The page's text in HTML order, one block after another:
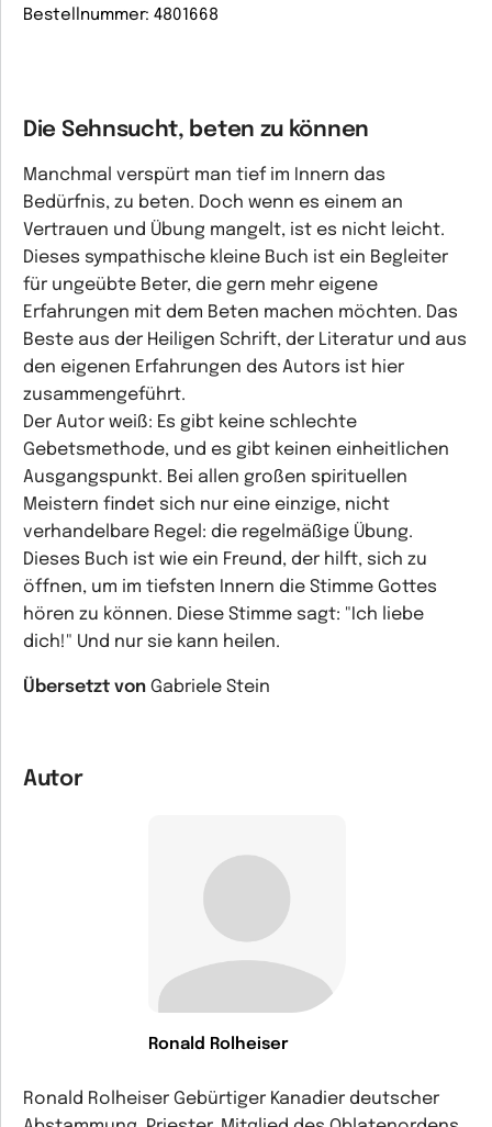
Bestellnummer: 4801668
Die Sehnsucht, beten zu können
Manchmal verspürt man tief im Innern das
Bedürfnis, zu beten. Doch wenn es einem an
Vertrauen und Übung mangelt, ist es nicht leicht.
Dieses sympathische kleine Buch ist ein Begleiter
für ungeübte Beter, die gern mehr eigene
Erfahrungen mit dem Beten machen möchten. Das
Beste aus der Heiligen Schrift, der Literatur und aus
den eigenen Erfahrungen des Autors ist hier
zusammengeführt.
Der Autor weiß: Es gibt keine schlechte
Gebetsmethode, und es gibt keinen einheitlichen
Ausgangspunkt. Bei allen großen spirituellen
Meistern findet sich nur eine einzige, nicht
verhandelbare Regel: die regelmäßige Übung.
Dieses Buch ist wie ein Freund, der hilft, sich zu
öffnen, um im tiefsten Innern die Stimme Gottes
hören zu können. Diese Stimme sagt: "Ich liebe
dich!" Und nur sie kann heilen.
Übersetzt von Gabriele Stein
Autor
Ronald Rolheiser
Ronald Rolheiser Gebürtiger Kanadier deutscher